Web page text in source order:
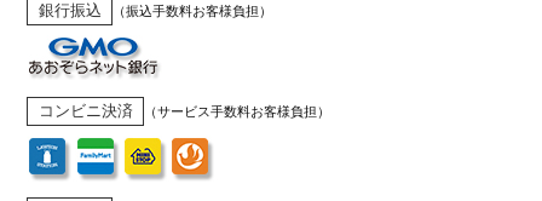
銀行振込 （振込手数料お客様負担）
コンビニ決済 （サービス手数料お客様負担）